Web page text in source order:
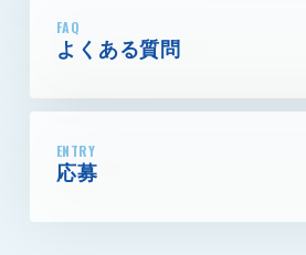
FAQ
よくある質問
ENTRY
応募